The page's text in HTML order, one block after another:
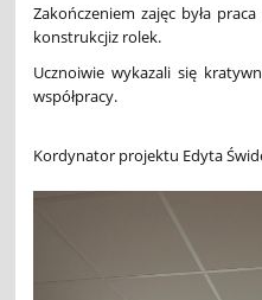
Zakończeniem zajęc była
konstrukcjiz rolek.
Ucznoiwie wykazali się
współpracy.
Kordynator projektu Edyta